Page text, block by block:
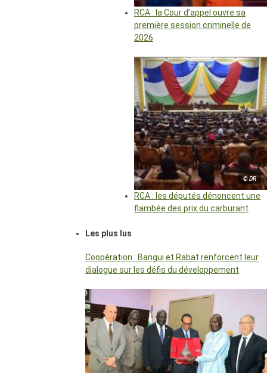
RCA : la Cour d’appel ouvre sa
première session criminelle de
2026
© DR
RCA : les députés dénoncent une
flambée des prix du carburant
Les plus lus
Coopération : Bangui et Rabat renforcent leur
dialogue sur les défis du développement